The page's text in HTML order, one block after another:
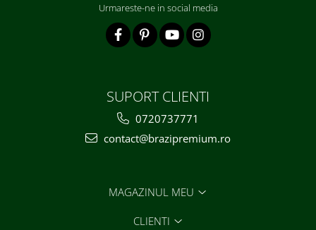
Urmareste-ne in social media
SUPORT CLIENTI
0720737771
contact@brazipremium.ro
MAGAZINUL MEU
CLIENTI